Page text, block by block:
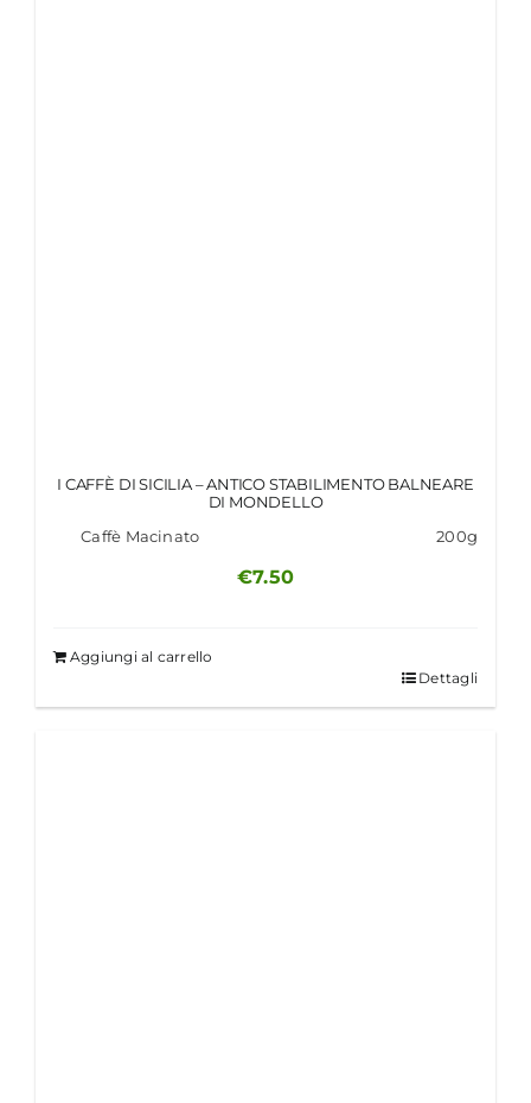
I CAFFÈ DI SICILIA – ANTICO STABILIMENTO BALNEARE
DI MONDELLO
Caffè Macinato
200g
€7.50
Aggiungi al carrello
Dettagli